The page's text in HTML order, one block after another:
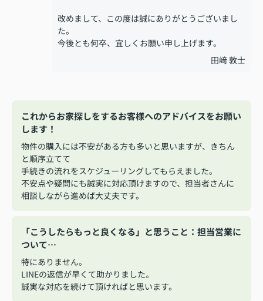
改めまして、この度は誠にありがとうございまし
た。
今後とも何卒、宜しくお願い申し上げます。
田﨑 敦士
これからお家探しをするお客様へのアドバイスをお願い
します！
物件の購入には不安がある方も多いと思いますが、きちん
と順序立てて
手続きの流れをスケジューリングしてもらえました。
不安点や疑問にも誠実に対応頂けますので、担当者さんに
相談しながら進めば大丈夫です。
「こうしたらもっと良くなる」と思うこと：担当営業に
ついて…
特にありません。
LINEの返信が早くて助かりました。
誠実な対応を続けて頂ければと思います。